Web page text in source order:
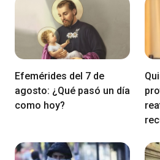
Efemérides del 7 de
agosto: ¿Qué pasó un día
como hoy?